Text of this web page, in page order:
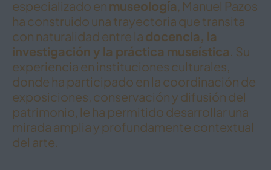
especializado en museología, Manuel Pazos
ha construido una trayectoria que transita
con naturalidad entre la docencia, la
investigación y la práctica museística. Su
experiencia en instituciones culturales,
donde ha participado en la coordinación de
exposiciones, conservación y difusión del
patrimonio, le ha permitido desarrollar una
mirada amplia y profundamente contextual
del arte.